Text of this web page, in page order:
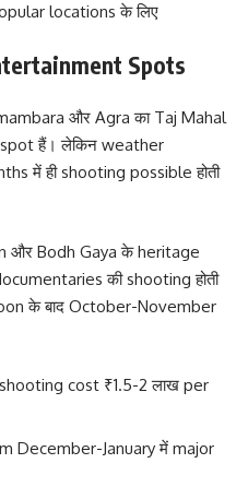
locations के लिए
Spots
और Agra का Taj Mahal
हैं। लेकिन weather
में ही shooting possible होती
और Bodh Gaya के heritage
की shooting होती
के बाद October-November
cost ₹1.5-2 लाख per
December-January में major